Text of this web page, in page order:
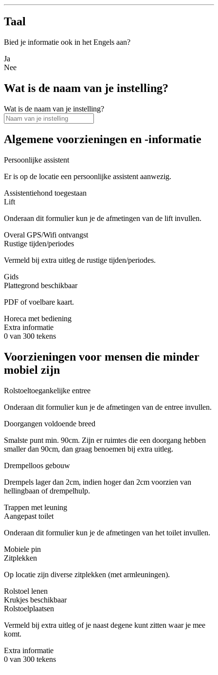
Taal
Bied je informatie ook in het Engels aan?
Ja
Nee
Wat is de naam van je instelling?
Wat is de naam van je instelling?
Algemene voorzieningen en -informatie
Persoonlijke assistent
Er is op de locatie een persoonlijke assistent aanwezig.
Assistentiehond toegestaan
Lift
Onderaan dit formulier kun je de afmetingen van de lift invullen.
Overal GPS/Wifi ontvangst
Rustige tijden/periodes
Vermeld bij extra uitleg de rustige tijden/periodes.
Gids
Plattegrond beschikbaar
PDF of voelbare kaart.
Horeca met bediening
Extra informatie
0 van 300 tekens
Voorzieningen voor mensen die minder
mobiel zijn
Rolstoeltoegankelijke entree
Onderaan dit formulier kun je de afmetingen van de entree invullen.
Doorgangen voldoende breed
Smalste punt min. 90cm. Zijn er ruimtes die een doorgang hebben
smaller dan 90cm, dan graag benoemen bij extra uitleg.
Drempelloos gebouw
Drempels lager dan 2cm, indien hoger dan 2cm voorzien van
hellingbaan of drempelhulp.
Trappen met leuning
Aangepast toilet
Onderaan dit formulier kun je de afmetingen van het toilet invullen.
Mobiele pin
Zitplekken
Op locatie zijn diverse zitplekken (met armleuningen).
Rolstoel lenen
Krukjes beschikbaar
Rolstoelplaatsen
Vermeld bij extra uitleg of je naast degene kunt zitten waar je mee
komt.
Extra informatie
0 van 300 tekens